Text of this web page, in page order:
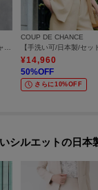
COUP DE CHANCE
¥14,960
50%OFF
さらに10%OFF
シルエットの日本